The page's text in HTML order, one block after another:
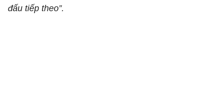
đấu tiếp theo”.